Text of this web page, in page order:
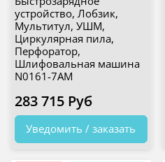
устройство, Лобзик,
Мультитул, УШМ,
Циркулярная пила,
Перфоратор,
Шлифовальная машина
N0161-7AM
283 715 Руб
Уведомить / заказать